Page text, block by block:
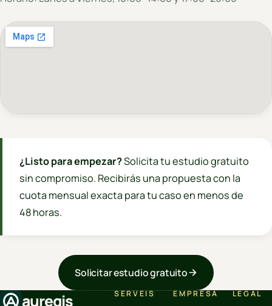
¿Listo para empezar?Solicita tu estudio gratuito
sin compromiso. Recibirás una propuesta con la
cuota mensual exacta para tu caso en menos de
48 horas.
Solicitar estudio gratuito
aureqis SERVEIS EMPRESA LEGAL